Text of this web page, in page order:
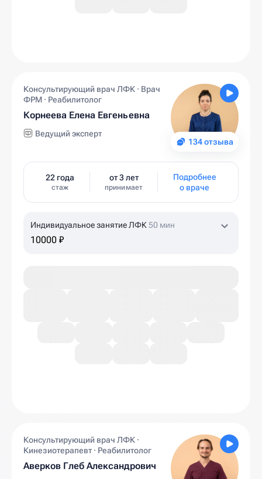
134 отзыва
Консультирующий врач ЛФК · Врач
ФРМ · Реабилитолог
Корнеева Елена Евгеньевна
Ведущий эксперт
22 года
стаж
от 3 лет
принимает
Подробнее
о враче
Индивидуальное занятие ЛФК 50 мин
10000 ₽
Консультирующий врач ЛФК ·
Кинезиотерапевт · Реабилитолог
Аверков Глеб Александрович